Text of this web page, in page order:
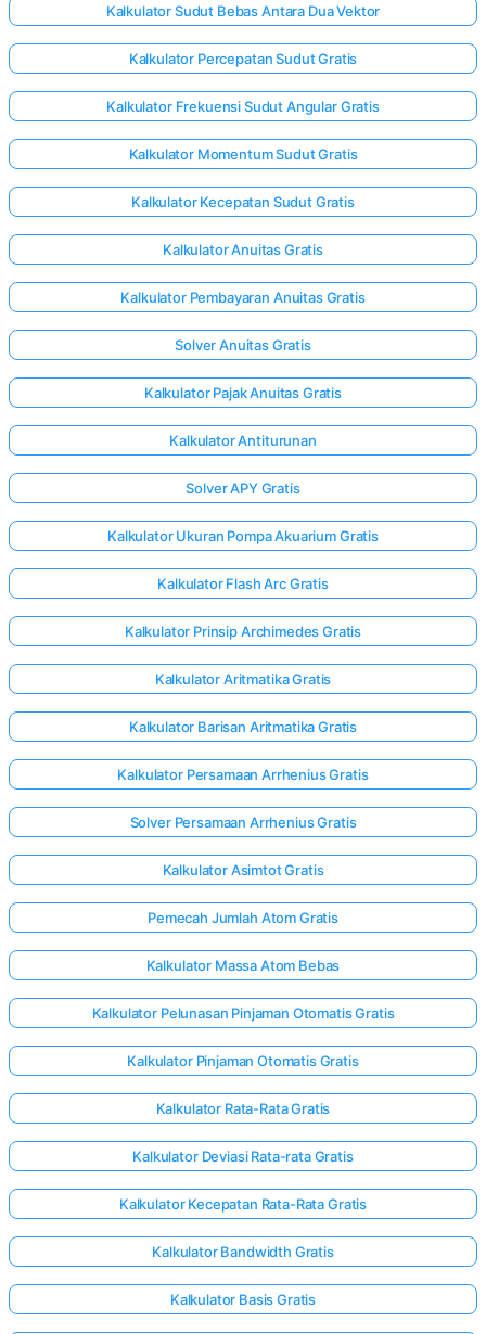
Kalkulator Sudut Bebas Antara Dua Vektor
Kalkulator Percepatan Sudut Gratis
Kalkulator Frekuensi Sudut Angular Gratis
Kalkulator Momentum Sudut Gratis
Kalkulator Kecepatan Sudut Gratis
Kalkulator Anuitas Gratis
Kalkulator Pembayaran Anuitas Gratis
Solver Anuitas Gratis
Kalkulator Pajak Anuitas Gratis
Kalkulator Antiturunan
Solver APY Gratis
Kalkulator Ukuran Pompa Akuarium Gratis
Kalkulator Flash Arc Gratis
Kalkulator Prinsip Archimedes Gratis
Kalkulator Aritmatika Gratis
Kalkulator Barisan Aritmatika Gratis
Kalkulator Persamaan Arrhenius Gratis
Solver Persamaan Arrhenius Gratis
Kalkulator Asimtot Gratis
Pemecah Jumlah Atom Gratis
Kalkulator Massa Atom Bebas
Kalkulator Pelunasan Pinjaman Otomatis Gratis
Kalkulator Pinjaman Otomatis Gratis
Kalkulator Rata-Rata Gratis
Kalkulator Deviasi Rata-rata Gratis
Kalkulator Kecepatan Rata-Rata Gratis
Kalkulator Bandwidth Gratis
Kalkulator Basis Gratis